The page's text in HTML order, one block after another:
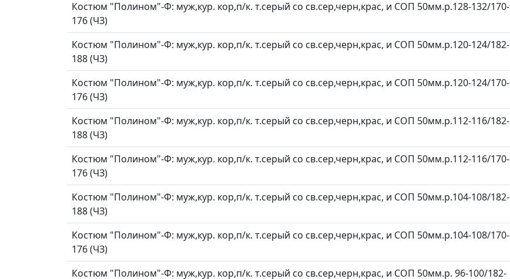
Костюм "Полином"-Ф: муж,кур. кор,п/к. т.серый со св.сер,черн,крас, и СОП 50мм.р.128-132/170-
176 (ЧЗ)
Костюм "Полином"-Ф: муж,кур. кор,п/к. т.серый со св.сер,черн,крас, и СОП 50мм.р.120-124/182-
188 (ЧЗ)
Костюм "Полином"-Ф: муж,кур. кор,п/к. т.серый со св.сер,черн,крас, и СОП 50мм.р.120-124/170-
176 (ЧЗ)
Костюм "Полином"-Ф: муж,кур. кор,п/к. т.серый со св.сер,черн,крас, и СОП 50мм.р.112-116/182-
188 (ЧЗ)
Костюм "Полином"-Ф: муж,кур. кор,п/к. т.серый со св.сер,черн,крас, и СОП 50мм.р.112-116/170-
176 (ЧЗ)
Костюм "Полином"-Ф: муж,кур. кор,п/к. т.серый со св.сер,черн,крас, и СОП 50мм.р.104-108/182-
188 (ЧЗ)
Костюм "Полином"-Ф: муж,кур. кор,п/к. т.серый со св.сер,черн,крас, и СОП 50мм.р.104-108/170-
176 (ЧЗ)
Костюм "Полином"-Ф: муж,кур. кор,п/к. т.серый со св.сер,черн,крас, и СОП 50мм.р. 96-100/182-